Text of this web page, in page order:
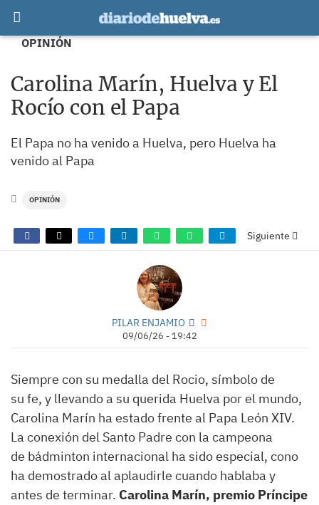
OPINIÓN
Carolina Marín, Huelva y El
Rocío con el Papa
El Papa no ha venido a Huelva, pero Huelva ha
venido al Papa
OPINIÓN
Siguiente
PILAR ENJAMIO
09/06/26 - 19:42
Siempre con su medalla del Rocio, símbolo de
su fe, y llevando a su querida Huelva por el mundo,
Carolina Marín ha estado frente al Papa León XIV.
La conexión del Santo Padre con la campeona
de bádminton internacional ha sido especial, cono
ha demostrado al aplaudirle cuando hablaba y
antes de terminar. Carolina Marín, premio Príncipe